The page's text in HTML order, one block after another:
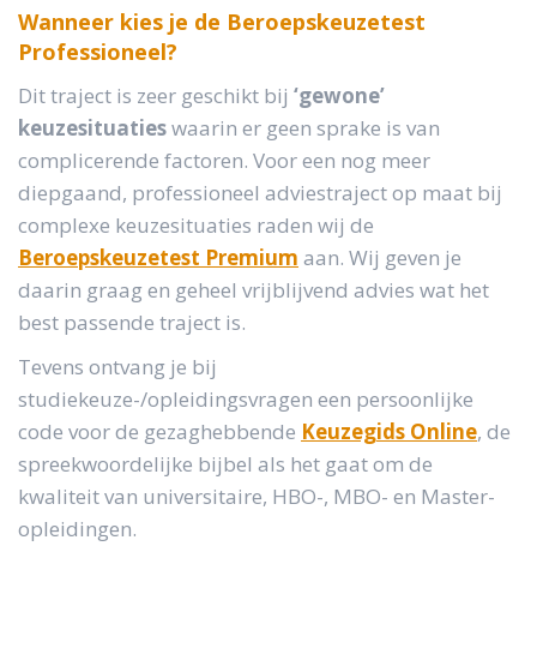
Wanneer kies je de Beroepskeuzetest
Professioneel?
Dit traject is zeer geschikt bij ‘gewone’
keuzesituatieswaarin er geen sprake is van
complicerende factoren. Voor een nog meer
diepgaand, professioneel adviestraject op maat bij
complexe keuzesituaties raden wij de
Beroepskeuzetest Premium aan. Wij geven je
daarin graag en geheel vrijblijvend advies wat het
best passende traject is.
Tevens ontvang je bij
studiekeuze-/opleidingsvragen een persoonlijke
code voor de gezaghebbende Keuzegids Online, de
spreekwoordelijke bijbel als het gaat om de
kwaliteit van universitaire, HBO-, MBO- en Master-
opleidingen.